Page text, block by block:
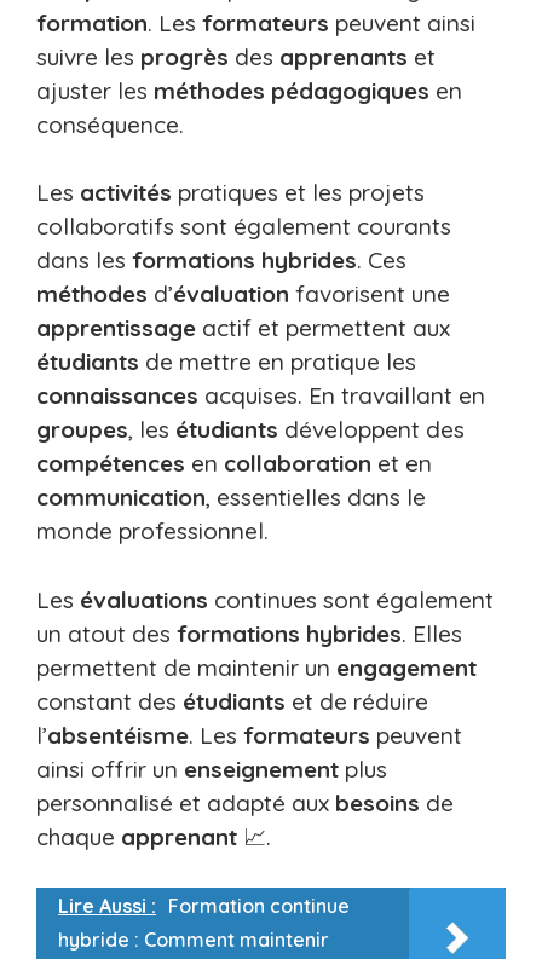
formation. Les formateurs peuvent ainsi
suivre les progrès des apprenants et
ajuster les méthodes pédagogiques en
conséquence.
Les activités pratiques et les projets
collaboratifs sont également courants
dans les formations hybrides. Ces
méthodes d’évaluation favorisent une
apprentissage actif et permettent aux
étudiants de mettre en pratique les
connaissances acquises. En travaillant en
groupes, les étudiants développent des
compétences en collaboration et en
communication, essentielles dans le
monde professionnel.
Les évaluations continues sont également
un atout des formations hybrides. Elles
permettent de maintenir un engagement
constant des étudiants et de réduire
l’absentéisme. Les formateurs peuvent
ainsi offrir un enseignement plus
personnalisé et adapté aux besoins de
chaque apprenant 📈.
Lire Aussi : Formation continue
hybride : Comment maintenir